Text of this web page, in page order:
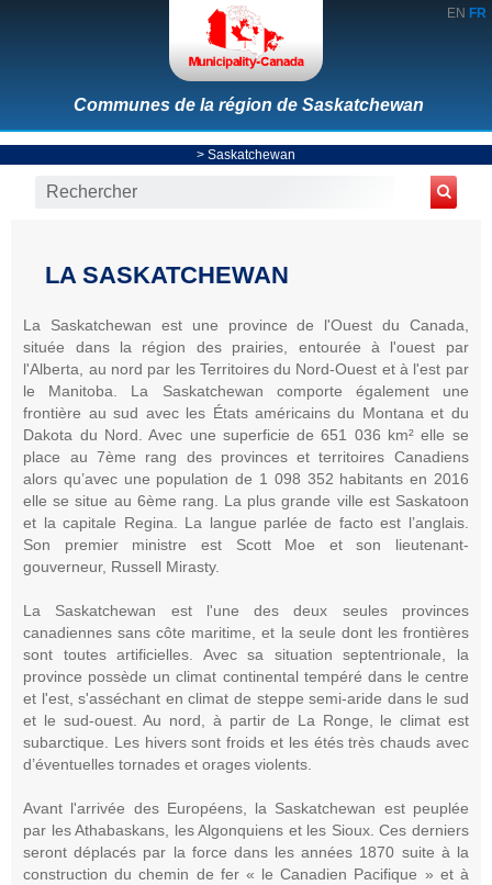
EN FR
Communes de la région de Saskatchewan
> Saskatchewan
LA SASKATCHEWAN
La Saskatchewan est une province de l'Ouest du Canada,
située dans la région des prairies, entourée à l'ouest par
l'Alberta, au nord par les Territoires du Nord-Ouest et à l'est par
le Manitoba. La Saskatchewan comporte également une
frontière au sud avec les États américains du Montana et du
Dakota du Nord. Avec une superficie de 651 036 km² elle se
place au 7ème rang des provinces et territoires Canadiens
alors qu’avec une population de 1 098 352 habitants en 2016
elle se situe au 6ème rang. La plus grande ville est Saskatoon
et la capitale Regina. La langue parlée de facto est l’anglais.
Son premier ministre est Scott Moe et son lieutenant-
gouverneur, Russell Mirasty.
La Saskatchewan est l'une des deux seules provinces
canadiennes sans côte maritime, et la seule dont les frontières
sont toutes artificielles. Avec sa situation septentrionale, la
province possède un climat continental tempéré dans le centre
et l'est, s'asséchant en climat de steppe semi-aride dans le sud
et le sud-ouest. Au nord, à partir de La Ronge, le climat est
subarctique. Les hivers sont froids et les étés très chauds avec
d’éventuelles tornades et orages violents.
Avant l'arrivée des Européens, la Saskatchewan est peuplée
par les Athabaskans, les Algonquiens et les Sioux. Ces derniers
seront déplacés par la force dans les années 1870 suite à la
construction du chemin de fer « le Canadien Pacifique » et à